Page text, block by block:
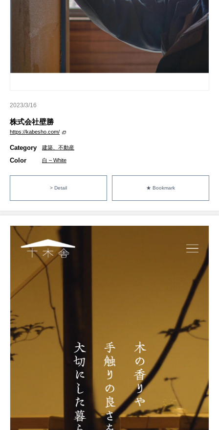
2023/3/16
株式会社壁勝
https://kabesho.com/
Category 建築、不動産
Color 白 – White
> Detail ★ Bookmark